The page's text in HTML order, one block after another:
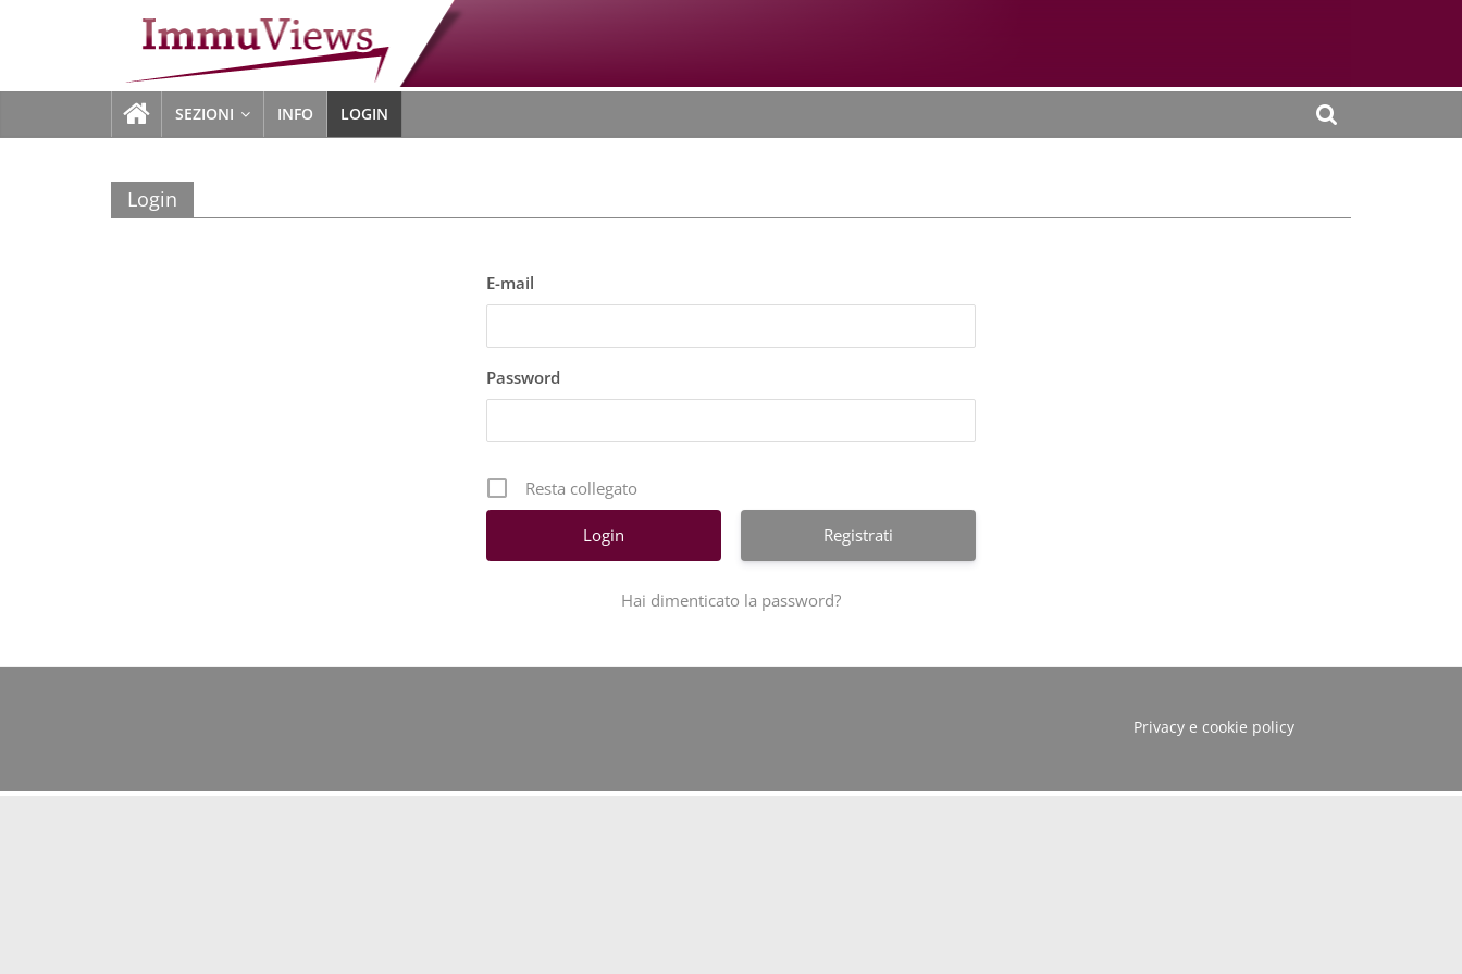
ImmuViews
SEZIONI INFO LOGIN
Login
E-mail
Password
Resta collegato
Registrati
Hai dimenticato la password?
Privacy e cookie policy